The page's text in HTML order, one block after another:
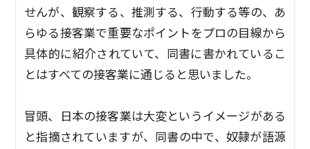
せんが、観察する、推測する、行動する等の、あ
らゆる接客業で重要なポイントをプロの目線から
具体的に紹介されていて、同書に書かれているこ
とはすべての接客業に通じると思いました。
冒頭、日本の接客業は大変というイメージがある
と指摘されていますが、同書の中で、奴隷が語源